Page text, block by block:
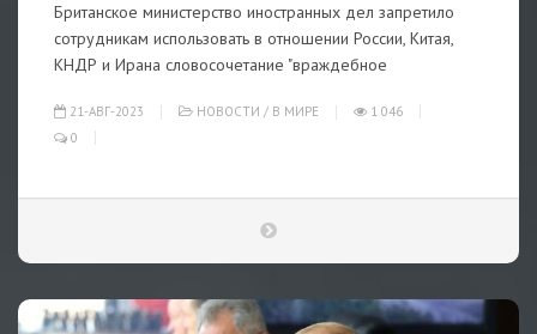
Британское министерство иностранных дел запретило
сотрудникам использовать в отношении России, Китая,
КНДР и Ирана словосочетание "враждебное
21-АВГ-2023 НОВОСТИ / В МИРЕ
1 046
0